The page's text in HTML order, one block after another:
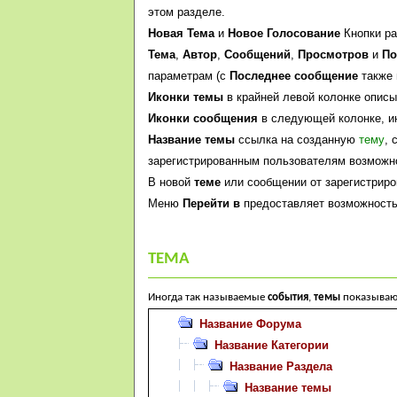
этом разделе.
Новая Темаи Новое ГолосованиеКнопки
Тема, Автор, Сообщений, Просмотрови
параметрам (с Последнее сообщениетакже
Иконки темыв крайней левой колонке
Иконки сообщения в следующей колонке,
Название темыссылка на созданную тему,
зарегистрированным пользователям
В новой темеили сообщении от
Меню Перейти впредоставляет
ТЕМА
Иногда так называемые события, темы
Название Форума
Название Категории
Название Раздела
Название темы